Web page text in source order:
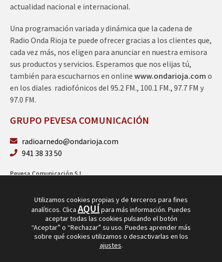
actualidad nacional e internacional.
Una programación variada y dinámica que la cadena de
Radio Onda Rioja te puede ofrecer gracias a los clientes que,
cada vez más, nos eligen para anunciar en nuestra emisora
sus productos y servicios. Esperamos que nos elijas tú,
también para escucharnos en online www.ondarioja.com o
en los diales radiofónicos del 95.2 FM., 100.1 FM., 97.7 FM y
97.0 FM.
GRUPO PEVESA COMUNICACIÓN
radioarnedo@ondarioja.com
941 38 33 50
Pevesa Comunicación S.L.
Utilizamos cookies propias y de terceros para fines
analíticos. Clica AQUÍpara más información. Puedes
aceptar todas las cookies pulsando el botón
“Aceptar” o “Rechazar” su uso. Puedes aprender más
sobre qué cookies utilizamos o desactivarlas en los
ajustes.